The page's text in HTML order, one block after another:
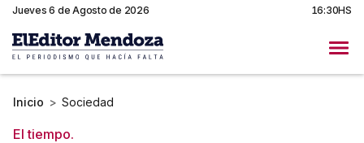
Jueves 6 de Agosto de 2026 16:30HS
Inicio > Sociedad
El tiempo.